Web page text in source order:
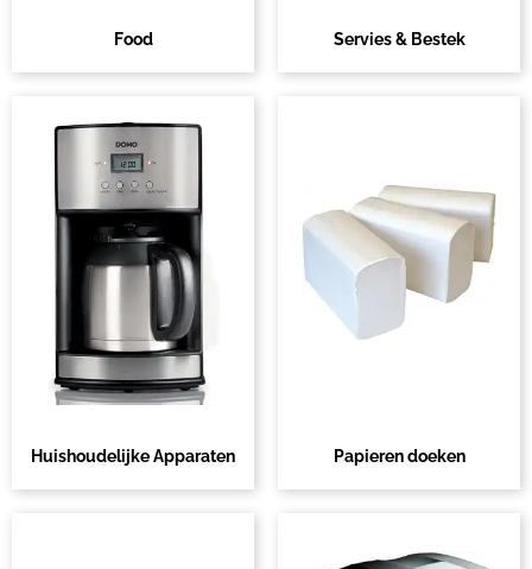
Food Servies & Bestek
Huishoudelijke Apparaten Papieren doeken